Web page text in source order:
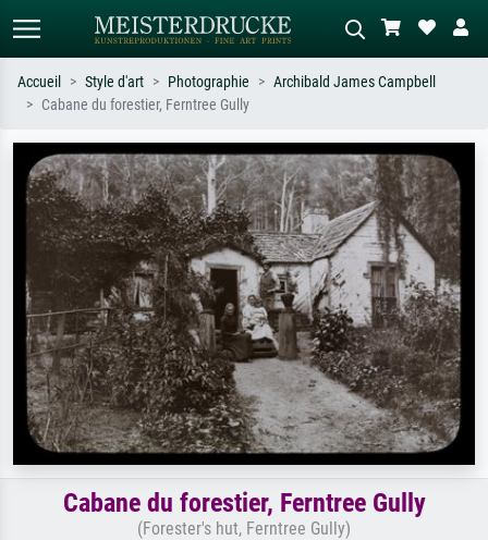
Recherchez par artiste, titre ou style –
ex. Monet, Nuit étoilée,
impressionnisme, vague de Hokusai,
nu.
Décrivez la scène – ex. prairie verte,
abstrait avec beaucoup de rouge,
tableau sombre, nu debout près d'un
arbre.
Accueil Style d'art Photographie
Archibald James Campbell
Cabane du forestier, Ferntree Gully
Cabane du forestier, Ferntree Gully
(Forester's hut, Ferntree Gully)